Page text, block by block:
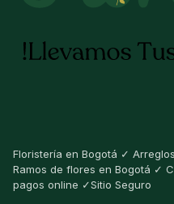
Floristería en Bogotá ✓
Ramos de flores en Bogotá ✓
pagos online ✓Sitio Seguro